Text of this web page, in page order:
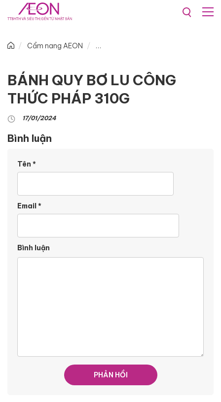
Cẩm nang AEON
BÁNH QUY BƠ LU CÔNG
THỨC PHÁP 310G
17/01/2024
Bình luận
Tên *
Email*
Bình luận